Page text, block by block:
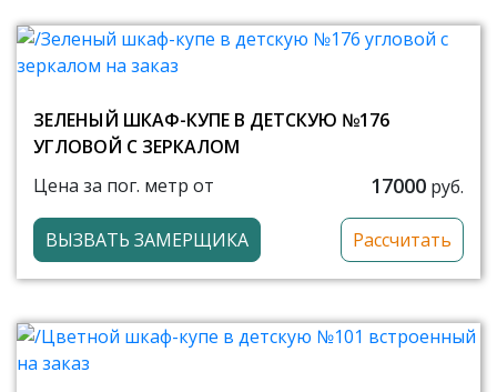
ЗЕЛЕНЫЙ ШКАФ-КУПЕ В ДЕТСКУЮ №176
УГЛОВОЙ С ЗЕРКАЛОМ
Цена за пог. метр от
17000 руб.
ВЫЗВАТЬ ЗАМЕРЩИКА Рассчитать